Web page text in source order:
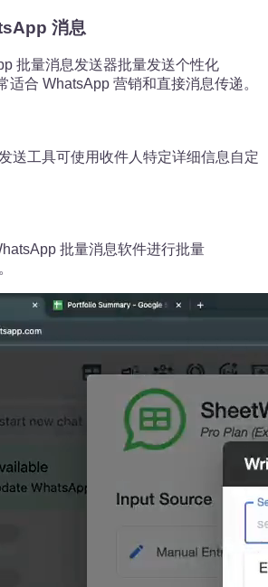
消息
批量消息发送器批量发送个性化
适合 WhatsApp 营销和直接消息传递。
送工具可使用收件人特定详细信息自定
批量消息软件进行批量